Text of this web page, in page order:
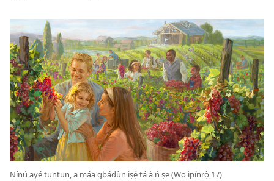
Nínú ayé tuntun, a máa gbádùn iṣẹ́ tá à ń ṣe (Wo ìpínrọ̀ 17)